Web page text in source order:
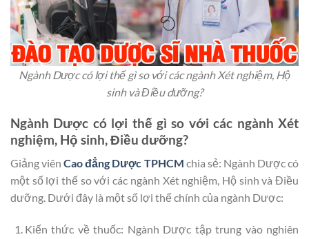
Ngành Dược có lợi thế gì so với các ngành Xét nghiệm, Hộ
sinh và Điều dưỡng?
Ngành Dược có lợi thế gì so với các ngành Xét
nghiệm, Hộ sinh, Điều dưỡng?
Giảng viênCao đẳng Dược TPHCM chia sẻ: Ngành Dược có
một số lợi thế so với các ngành Xét nghiệm, Hộ sinh và Điều
dưỡng. Dưới đây là một số lợi thế chính của ngành Dược:
Kiến thức về thuốc: Ngành Dược tập trung vào nghiên